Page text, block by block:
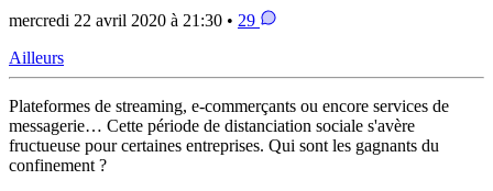
mercredi 22 avril 2020 à 21:30 • 29
Ailleurs
Plateformes de streaming, e-commerçants ou encore services de
messagerie… Cette période de distanciation sociale s'avère
fructueuse pour certaines entreprises. Qui sont les gagnants du
confinement ?